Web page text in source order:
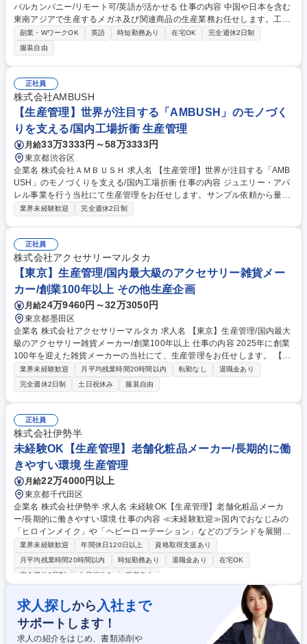
バルカンパニー/リモート可/英語が活かせる 仕事の内容 中国や日本を含む
東南アジアで生産するメガネ及び関連商品の生産業務お任せします。工場
や社内各部門と連携し、物づくりの全工程に関わり、品質やコスト、また
は納期管理業務も実施して頂きます。 ★将来的に課長代理などをお任せす
ることを期待しています！ 【業務詳細】 ■企画サポート・進捗確認■工場
とのコンタクト、工程進捗管理■出荷予定と納期確認■コスト確認・管理や
入力■不良処理関連対応■集計や各種システム登録や申請■その他 サンプル
発送・経費処理 【働き方】 リモート可(週2回)・基本土日休みで働きやす
い環境です。 募集職種 【生産管理】13カ国に展開するグローバルカンパ
ニー/リモート可/英語が活かせる
副業・WワークOK 英語 時短勤務あり 在宅OK
完全週休2日制
服装自由
正社員
株式会社AMBUSH
【生産管理】世界が注目する「AMBUSH」のモノづく
りを支える/国内工場折衝 生産管理
月給33万3333円～58万3333円
東京都渋谷区
企業名 株式会社ＡＭＢＵＳＨ 求人名 【生産管理】世界が注目する「AMB
USH」のモノづくりを支える/国内工場折衝 仕事の内容 ジュエリー・アパ
レル事業を行う当社にて生産管理をお任せします。サンプル依頼から量産
納品まで一貫して担当し、デザイナーの想いを形にするため、国内工場や
原価管理■製品染めなど加工素材のピックアップ■デザイナー、パタンナー
との打ち合わせ■工場へのサンプル作成依頼・生地および付属発注■量産の
職出しから製品の最終納品までの工程管理 ※業務内容の変更の範囲:当社
業務全般 募集職種 【生産管理】世界が注目する「AMBUSH」のモノづく
りを支える/国内工場折衝
業界未経験歓迎 完全週休2日制
正社員
株式会社アクセサリーマルタカ
【東京】生産管理/国内最大級のアクセサリー雑貨メー
カー/創業100年以上 その他生産企画
月給24万9460円～32万3050円
東京都墨田区
企業名 株式会社アクセサリーマルタカ 求人名 【東京】生産管理/国内最大
級のアクセサリー雑貨メーカー/創業100年以上 仕事の内容 2025年に創業
100年を迎えた雑貨メーカーの当社にて、生産管理をお任せします。 【詳
細】 ■社内からの商品発注をもとに ■取引先・外注先に製品作成依頼（国
内、海外） ■海外工場（主に中国）の生産管理、貿易業務 ■完成するまで
の進捗管理 ■初期検品確認 募集職種 【東京】生産管理/国内最大級のアク
セサリー雑貨メーカー/創業100年以上
業界未経験歓迎 月平均残業時間20時間以内 転勤なし
退職金あり
完全週休2日制
土日祝休み 服装自由
正社員
株式会社伊勢半
未経験OK【生産管理】老舗化粧品メーカー/長期的に働
きやすい環境 生産管理
月給22万4000円以上
東京都千代田区
企業名 株式会社伊勢半 求人名 未経験OK【生産管理】老舗化粧品メーカ
ー/長期的に働きやすい環境 仕事の内容 ≪未経験歓迎≫国内でおなじみの
「ヒロインメイク」や「ヘビーローテーション」などのブランドを展開す
る当社にて伊勢半グループのブランド商品の生産管理業務をお任せいたし
ます。 【仕事内容】●生産計画立案、製品・資材発注、納期調整、価格・
納期交渉など購買業務全般 ●生産システムを使用しての上記業務 ●生産立
産管理のフロー全体を担当いただく予定です。 【環境】本社の標準就業時
間は9:00～17:30ですが、フレックスタイム制や時間単位年休など、多様
な働き方にも対応しています。 募集職種 未経験OK【生産管理】老舗化粧
品メーカー/長期的に働きやすい環境
業界未経験歓迎 年間休日120日以上
資格取得支援あり
月平均残業時間20時間以内
時短勤務あり 退職金あり
在宅OK
完全週休2日制
土日祝休み 服装自由
求人探しから 入社まで
サポートします！
求人の紹介をはじめ、書類添削や